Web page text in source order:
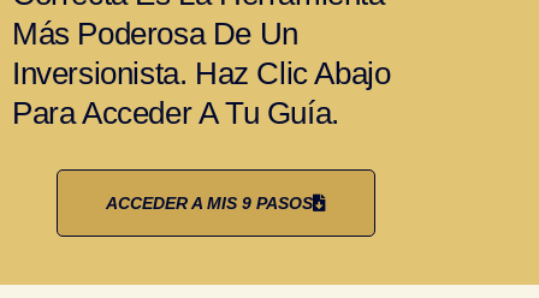
Más Poderosa De Un
Inversionista. Haz Clic Abajo
Para Acceder A Tu Guía.
ACCEDER A MIS 9 PASOS